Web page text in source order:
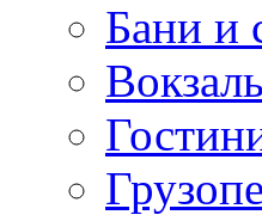
Бани и